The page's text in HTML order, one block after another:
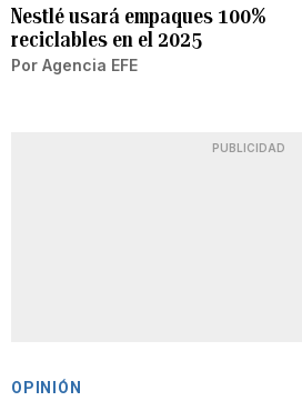
Nestlé usará empaques 100%
reciclables en el 2025
Por Agencia EFE
PUBLICIDAD
OPINIÓN